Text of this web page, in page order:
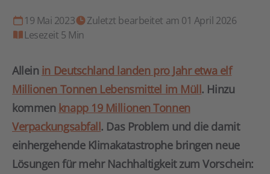
19 Mai 2023
Zuletzt bearbeitet am 01 April 2026
Lesezeit 5 Min
Allein in Deutschland landen pro Jahr etwa elf
Millionen Tonnen Lebensmittel im Müll. Hinzu
kommen knapp 19 Millionen Tonnen
Verpackungsabfall. Das Problem und die damit
einhergehende Klimakatastrophe bringen neue
Lösungen für mehr Nachhaltigkeit zum Vorschein: